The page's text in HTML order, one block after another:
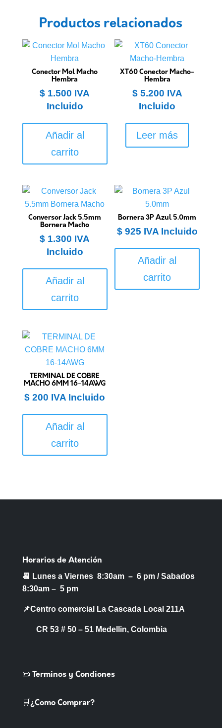
Productos relacionados
Conector Mol Macho
Hembra
$ 1.500 IVA
Incluido
Añadir al
carrito
XT60 Conector Macho-
Hembra
$5.200 IVA
Incluido
Leer más
Conversor Jack 5.5mm
Bornera Macho
$ 1.300 IVA
Incluido
Añadir al
carrito
Bornera 3P Azul 5.0mm
$925 IVA Incluido
Añadir al
carrito
TERMINAL DE COBRE
MACHO 6MM 16-14AWG
$ 200 IVA Incluido
Añadir al
carrito
Horarios de Atención
📆 Lunes a Viernes 8:30am – 6 pm /Sabados
8:30am – 5 pm
📌Centro comercial La Cascada Local 211A
CR 53 # 50 – 51 Medellin, Colombia
📜 Terminos y Condiones
🛒¿Como Comprar?